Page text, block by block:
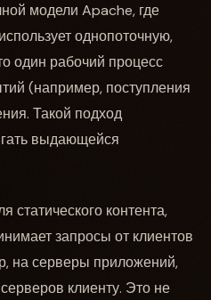
модели Apache, где
однопоточную,
один рабочий процесс
(например, поступления
Такой подход
выдающейся
контента,
запросы от клиентов
на серверы приложений,
клиенту. Это не